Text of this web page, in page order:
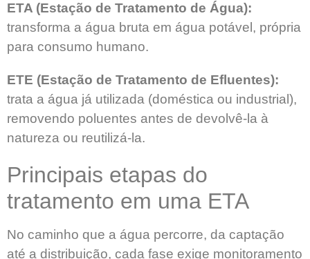
ETA (Estação de Tratamento de Água):
transforma a água bruta em água potável, própria
para consumo humano.
ETE (Estação de Tratamento de Efluentes):
trata a água já utilizada (doméstica ou industrial),
removendo poluentes antes de devolvê-la à
natureza ou reutilizá-la.
Principais etapas do
tratamento em uma ETA
No caminho que a água percorre, da captação
até a distribuição, cada fase exige monitoramento